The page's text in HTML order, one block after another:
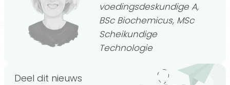
voedingsdeskundige A,
BSc Biochemicus, MSc
Scheikundige
Technologie
Deel dit nieuws